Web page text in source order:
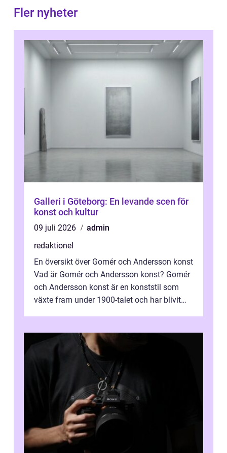
Fler nyheter
Galleri i Göteborg: En levande scen för
konst och kultur
09 juli 2026
admin
redaktionel
En översikt över Gomér och Andersson konst
Vad är Gomér och Andersson konst? Gomér
och Andersson konst är en konststil som
växte fram under 1900-talet och har blivit